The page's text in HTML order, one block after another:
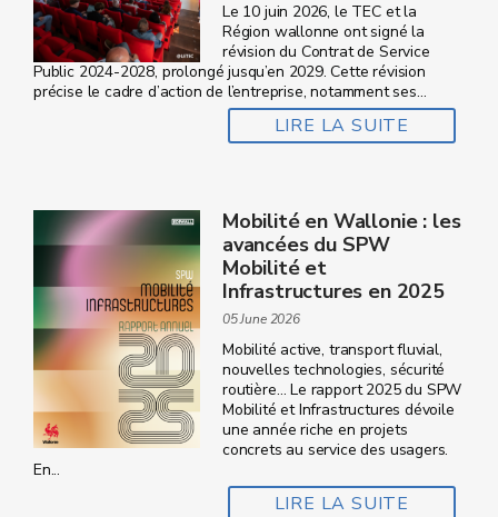
Le 10 juin 2026, le TEC et la
Région wallonne ont signé la
révision du Contrat de Service
Public 2024‑2028, prolongé jusqu’en 2029. Cette révision
précise le cadre d’action de l’entreprise, notamment ses...
LIRE LA SUITE
Mobilité en Wallonie : les
avancées du SPW
Mobilité et
Infrastructures en 2025
05 June 2026
Mobilité active, transport fluvial,
nouvelles technologies, sécurité
routière… Le rapport 2025 du SPW
Mobilité et Infrastructures dévoile
une année riche en projets
concrets au service des usagers.
En...
LIRE LA SUITE